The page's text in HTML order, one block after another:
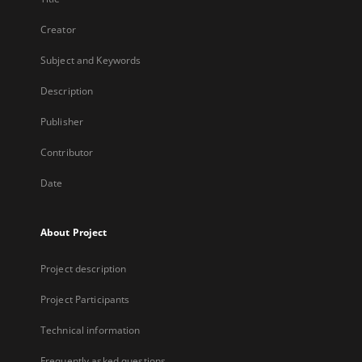
Creator
Subject and Keywords
Description
Publisher
Contributor
Date
About Project
Project description
Project Participants
Technical information